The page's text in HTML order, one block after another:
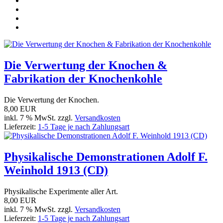
Die Verwertung der Knochen &
Fabrikation der Knochenkohle
Die Verwertung der Knochen.
8,00 EUR
inkl. 7 % MwSt. zzgl. Versandkosten
Lieferzeit: 1-5 Tage je nach Zahlungsart
Physikalische Demonstrationen Adolf F.
Weinhold 1913 (CD)
Physikalische Experimente aller Art.
8,00 EUR
inkl. 7 % MwSt. zzgl. Versandkosten
Lieferzeit: 1-5 Tage je nach Zahlungsart